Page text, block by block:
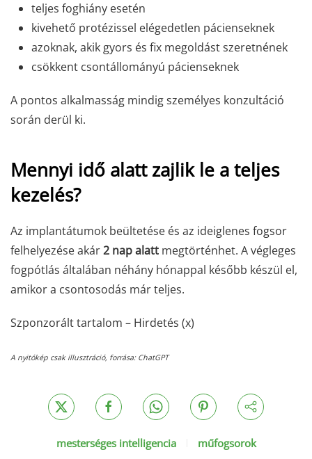
teljes foghiány esetén
kivehető protézissel elégedetlen pácienseknek
azoknak, akik gyors és fix megoldást szeretnének
csökkent csontállományú pácienseknek
A pontos alkalmasság mindig személyes konzultáció
során derül ki.
Mennyi idő alatt zajlik le a teljes
kezelés?
Az implantátumok beültetése és az ideiglenes fogsor
felhelyezése akár2 nap alatt megtörténhet. A végleges
fogpótlás általában néhány hónappal később készül el,
amikor a csontosodás már teljes.
Szponzorált tartalom – Hirdetés (x)
A nyitókép csak illusztráció, forrása: ChatGPT
mesterséges intelligencia
műfogsorok